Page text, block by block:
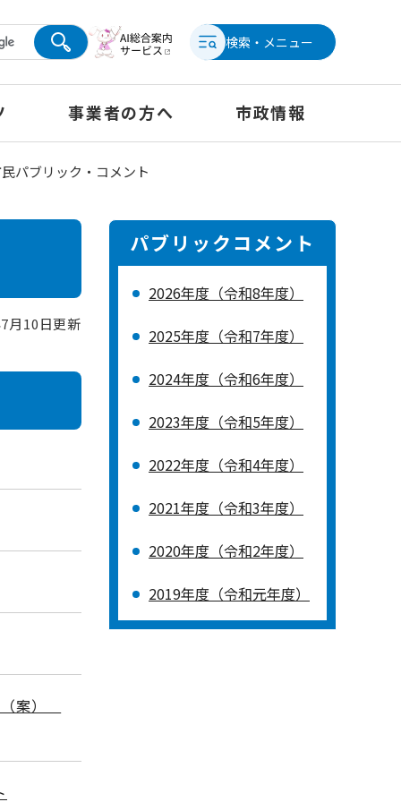
検索・メニュー
事業者の方へ 市政情報
パブリック・コメント
月10日更新
（案）
パブリックコメント
2026年度（令和8年度）
2025年度（令和7年度）
2024年度（令和6年度）
2023年度（令和5年度）
2022年度（令和4年度）
2021年度（令和3年度）
2020年度（令和2年度）
2019年度（令和元年度）